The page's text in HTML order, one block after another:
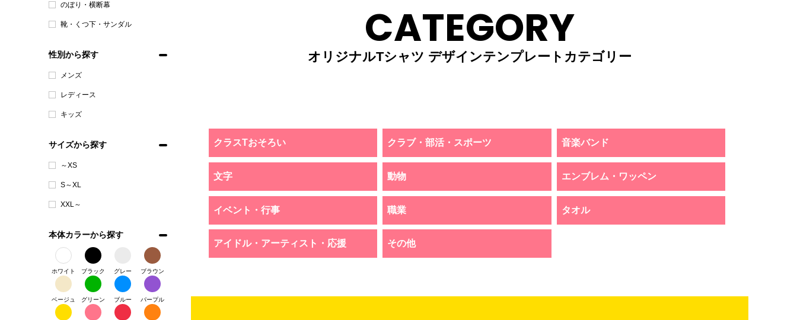
のぼり・横断幕
靴・くつ下・サンダル
性別から探す
メンズ
レディース
キッズ
サイズから探す
～XS
S～XL
XXL～
本体カラーから探す
ホワイト ブラック グレー ブラウン
ベージュ グリーン ブルー パープル
CATEGORY
オリジナルTシャツ デザインテンプレートカテゴリー
クラスTおそろい クラブ・部活・スポーツ 音楽バンド
文字 動物 エンブレム・ワッペン
イベント・行事 職業 タオル
アイドル・アーティスト・応援 その他